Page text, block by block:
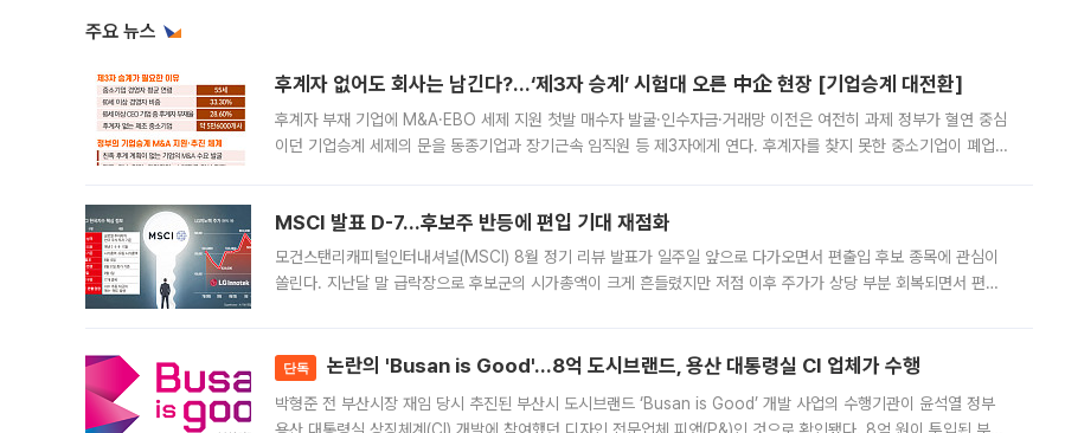
주요 뉴스
후계자 없어도 회사는 남긴다?…‘제3자 승계’ 시험대 오른 中企 현장 [기업승계 대전환]
후계자 부재 기업에 M&A·EBO 세제 지원 첫발 매수자 발굴·인수자금·거래망 이전은 여전히 과제 정부가 혈연 중심
이던 기업승계 세제의 문을 동종기업과 장기근속 임직원 등 제3자에게 연다. 후계자를 찾지 못한 중소기업이 폐업
MSCI 발표 D-7…후보주 반등에 편입 기대 재점화
모건스탠리캐피털인터내셔널(MSCI) 8월 정기 리뷰 발표가 일주일 앞으로 다가오면서 편출입 후보 종목에 관심이
쏠린다. 지난달 말 급락장으로 후보군의 시가총액이 크게 흔들렸지만 저점 이후 주가가 상당 부분 회복되면서 편입
단독 논란의 'Busan is Good'…8억 도시브랜드, 용산 대통령실 CI 업체가 수행
박형준 전 부산시장 재임 당시 추진된 부산시 도시브랜드 ‘Busan is Good’ 개발 사업의 수행기관이 윤석열 정부
용산 대통령실 상징체계(CI) 개발에 참여했던 디자인 전문업체 피앤(P&)인 것으로 확인됐다. 8억 원이 투입된 부산